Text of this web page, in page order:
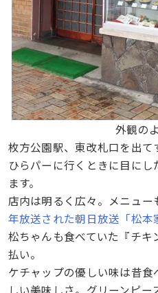
外観の
枚方公園駅、東改札口を出て
ひらパーに行くときに目に
ます。
店内は明るく広々。メニュー
年放送された朝日放送「松本
松ちゃんも食べていた『チ
払い。
ケチャップの優しい味は昔
しい美味しさ。グリーンピー